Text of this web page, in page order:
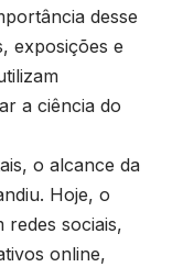
desse
exposições e
a ciência do
o alcance da
Hoje, o
sociais,
online,